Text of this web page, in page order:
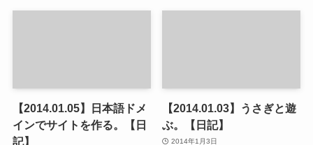
【2014.01.05】日本語ドメ
インでサイトを作る。【日
記】
【2014.01.03】うさぎと遊
ぶ。【日記】
2014年1月3日